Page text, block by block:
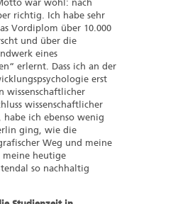
war wohl: nach
richtig. Ich habe sehr
Vordiplom über 10.000
und über die
eines
erlernt. Dass ich an der
erst
wissenschaftlicher
wissenschaftlicher
ich ebenso wenig
ging, wie die
Weg und meine
meine heutige
so nachhaltig